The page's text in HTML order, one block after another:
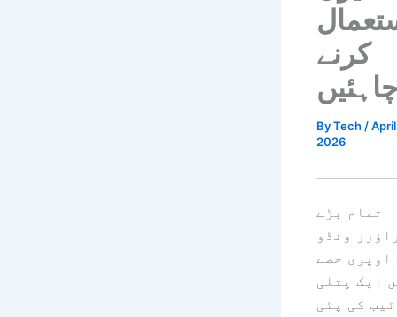
کرنے
چاہئیں
ByTech /April
2026
تمام بڑے
ونڈو
اوپری حصے
ایک پتلی
ٹیب کی پٹی